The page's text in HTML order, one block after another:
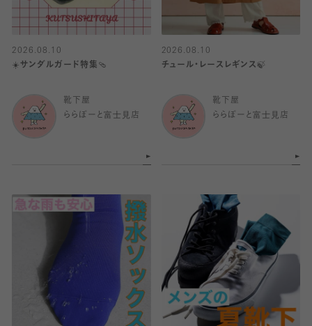
2026.08.10
☀️サンダルガード特集🩴
靴下屋
ららぽーと富士見店
2026.08.10
チュール・レースレギンス🍃
靴下屋
ららぽーと富士見店